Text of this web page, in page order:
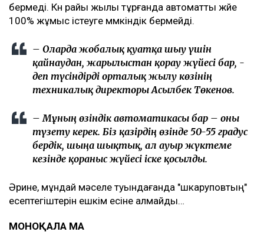
бермеді. Күн райы жылы тұрғанда автоматты жүйе
100% жұмыс істеуге мүмкіндік бермейді.
– Оларда жобалық қуатқа шығу үшін
қайнаудан, жарылыстан қорғау жүйесі бар, -
деп түсіндірді орталық жылу көзінің
техникалық директоры Асылбек Төкенов.
– Мұның өзіндік автоматикасы бар – оны
түзету керек. Біз қазірдің өзінде 50-55 градус
бердік, шыңға шықтық, ал ауыр жүктеме
кезінде қорғаныс жүйесі іске қосылды.
Әрине, мұндай мәселе туындағанда "шкаруповтың"
есептегіштерін ешкім есіне алмайды…
МОНОҚАЛА МА